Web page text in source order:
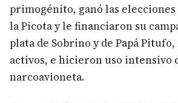
primogénito, ganó las elecciones
la Picota y le financiaron su
plata de Sobrino y de Papá
activos, e hicieron uso intensivo
narcoavioneta.